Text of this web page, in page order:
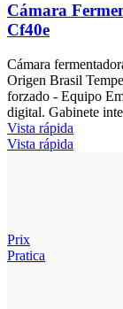
Cámara
Cf40e
Cámara
Origen Brasil
forzado - Equipo
digital. Gabinete
Vista rápida
Vista rápida
Prix
Pratica